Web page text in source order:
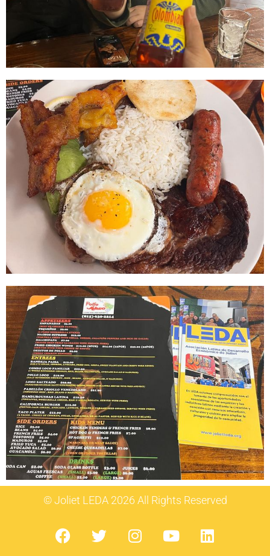
© Joliet LEDA 2026 All Rights Reserved